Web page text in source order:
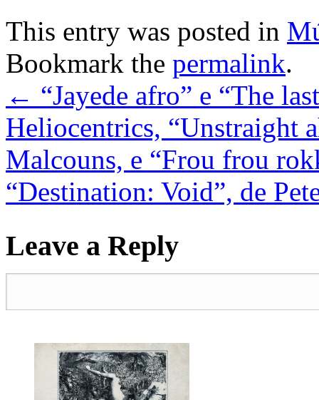
This entry was posted in
Bookmark the permalink.
← “Jayede afro” e “The
Heliocentrics, “Unstraight
Malcouns, e “Frou frou
“Destination: Void”, de
Leave a Reply